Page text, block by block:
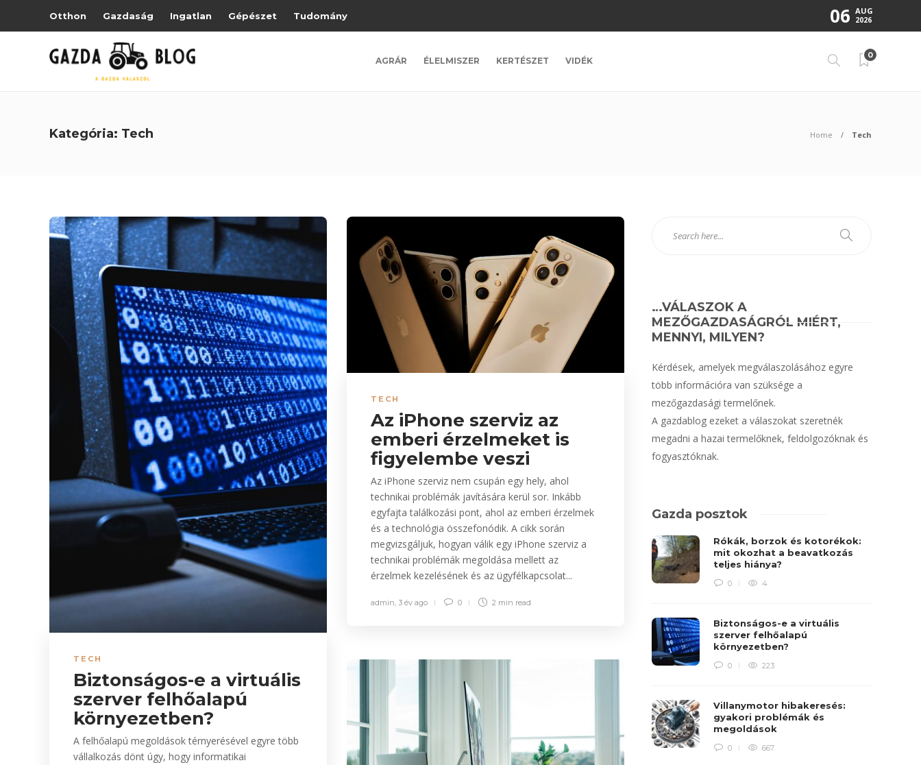
Otthon Gazdaság Ingatlan Gépészet Tudomány 06 AUG
2026
AGRÁR ÉLELMISZER KERTÉSZET VIDÉK
0
Kategória: Tech Home Tech
TECH
Biztonságos-e a virtuális
szerver felhőalapú
környezetben?
A felhőalapú megoldások térnyerésével egyre több
vállalkozás dönt úgy, hogy informatikai
TECH
Az iPhone szerviz az
emberi érzelmeket is
figyelembe veszi
Az iPhone szerviz nem csupán egy hely, ahol
technikai problémák javítására kerül sor. Inkább
egyfajta találkozási pont, ahol az emberi érzelmek
és a technológia összefonódik. A cikk során
megvizsgáljuk, hogyan válik egy iPhone szerviz a
technikai problémák megoldása mellett az
érzelmek kezelésének és az ügyfélkapcsolat...
admin 3 év ago 0 2 min read
…VÁLASZOK A
MEZŐGAZDASÁGRÓL MIÉRT,
MENNYI, MILYEN?
Kérdések, amelyek megválaszolásához egyre
több információra van szüksége a
mezőgazdasági termelőnek.
A gazdablog ezeket a válaszokat szeretnék
megadni a hazai termelőknek, feldolgozóknak és
fogyasztóknak.
Gazda posztok
Rókák, borzok és kotorékok:
mit okozhat a beavatkozás
teljes hiánya?
0 4
Biztonságos-e a virtuális
szerver felhőalapú
környezetben?
0 223
Villanymotor hibakeresés:
gyakori problémák és
megoldások
0 667